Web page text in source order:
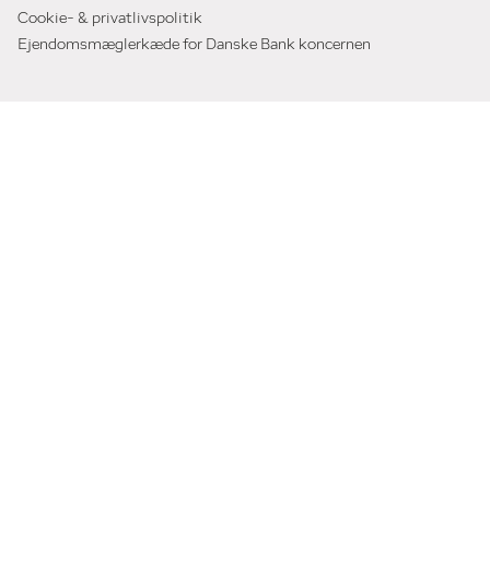
Cookie- & privatlivspolitik
Ejendomsmæglerkæde for Danske Bank koncernen